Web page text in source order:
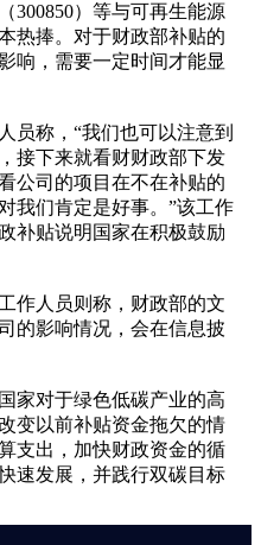
300850）等与可再生能源
热捧。对于财政部补贴的
响，需要一定时间才能显
员称，“我们也可以注意到
接下来就看财财政部下发
公司的项目在不在补贴的
我们肯定是好事。”该工作
补贴说明国家在积极鼓励
作人员则称，财政部的文
的影响情况，会在信息披
家对于绿色低碳产业的高
变以前补贴资金拖欠的情
支出，加快财政资金的循
速发展，并践行双碳目标